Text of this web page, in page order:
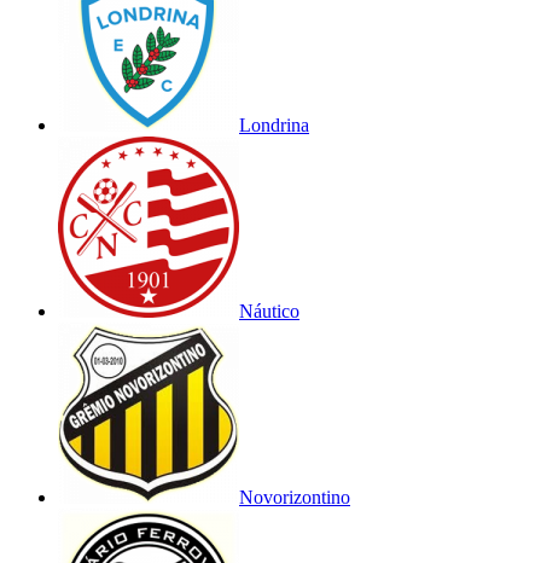
Londrina
Náutico
Novorizontino